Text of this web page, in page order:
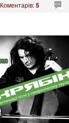
Коментарів:5